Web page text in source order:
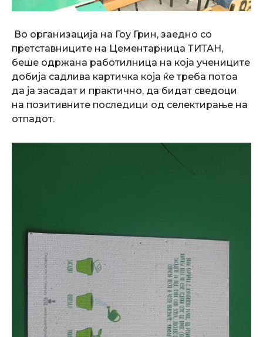
Во организација на Гоу Грин, заедно со
претставниците на Цементарница ТИТАН,
беше одржана работилница на која учениците
добија садлива картичка која ќе треба потоа
да ја засадат и практично, да бидат сведоци
на позитивните последици од селектирање на
отпадот.